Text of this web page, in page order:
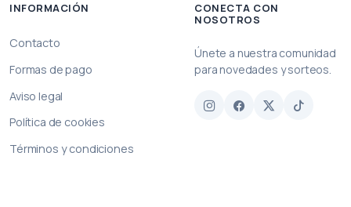
INFORMACIÓN
Contacto
Formas de pago
Aviso legal
Política de cookies
Términos y condiciones
CONECTA CON
NOSOTROS
Únete a nuestra comunidad
para novedades y sorteos.